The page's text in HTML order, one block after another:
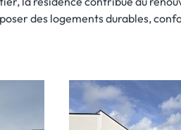
des logements durables,